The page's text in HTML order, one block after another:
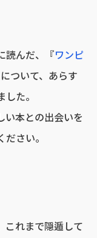
読んだ、『ワンピ
ついて、あらす
た。
い本との出会いを
さい。
これまで隠遁して